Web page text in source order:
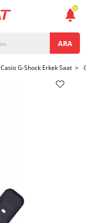
ARA
Casio G-Shock Erkek Saat >
1